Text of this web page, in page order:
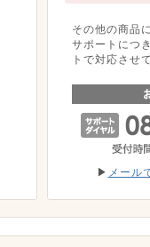
その他の商品
サポートにつ
トで対応させ
▶ メール